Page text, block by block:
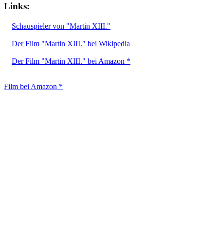
Links:
Schauspieler von "Martin XIII."
Der Film "Martin XIII." bei Wikipedia
Der Film "Martin XIII." bei Amazon *
Film bei Amazon *